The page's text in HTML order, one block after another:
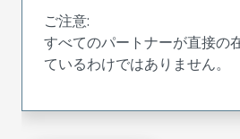
ご注意:
すべてのパートナーが直接の
ているわけではありません。